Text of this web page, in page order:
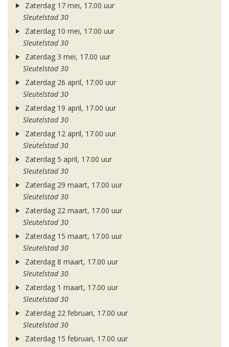
Zaterdag 17 mei, 17.00 uur
Sleutelstad 30
Zaterdag 10 mei, 17.00 uur
Sleutelstad 30
Zaterdag 3 mei, 17.00 uur
Sleutelstad 30
Zaterdag 26 april, 17.00 uur
Sleutelstad 30
Zaterdag 19 april, 17.00 uur
Sleutelstad 30
Zaterdag 12 april, 17.00 uur
Sleutelstad 30
Zaterdag 5 april, 17.00 uur
Sleutelstad 30
Zaterdag 29 maart, 17.00 uur
Sleutelstad 30
Zaterdag 22 maart, 17.00 uur
Sleutelstad 30
Zaterdag 15 maart, 17.00 uur
Sleutelstad 30
Zaterdag 8 maart, 17.00 uur
Sleutelstad 30
Zaterdag 1 maart, 17.00 uur
Sleutelstad 30
Zaterdag 22 februari, 17.00 uur
Sleutelstad 30
Zaterdag 15 februari, 17.00 uur